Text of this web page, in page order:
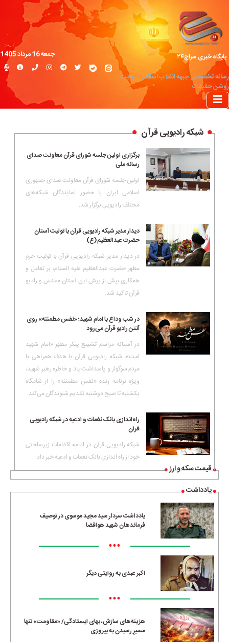
پایگاه خبری سراج۲۴
رسانه تخصصی جبهه انقلاب اسلامی؛ روایت
روشن حقیقت
جمعه 16 مرداد 1405
قیمت سکه و ارز
یادداشت
یادداشت سردار سید مجید موسوی در توصیف
فرماندهان شهید هوافضا
•••
اکبر عبدی به روایتی دیگر
•••
هزینه‌های سازش، بهای ایستادگی/ «مقاومت» تنها
مسیرِ رسیدن به پیروزی
شبکه رادیویی قرآن
برگزاری اولین جلسه شورای قرآن معاونت صدای
رسانه ملی
اولین جلسه شورای قرآن معاونت صدای جمهوری
اسلامی ایران با حضور نمایندگان شبکه‌های
مختلف رادیویی برگزار شد.
دیدار مدیر شبکه رادیویی قرآن با تولیت آستان
حضرت عبدالعظیم(ع)
در دیدار مدیر شبکه رادیویی قرآن با تولیت حرم
مطهر حضرت عبدالعظیم علیه السلام، بر تعامل و
همکاری بیش از پیش این آستان مقدس و رادیو
قرآن تاکید شد.
در شب وداع با امام شهید؛ «نفس مطمئنه» روی
آنتن رادیو قرآن می‌رود
در آستانه مراسم تشییع پیکر مطهر «امام شهید
امت»، شبکه رادیویی قرآن با هدف همراهی با
مردم سوگوار و پاسداشت یاد و خاطره رهبر شهید،
ویژه برنامه زنده «نفس مطمئنه» را از شامگاه
یکشنبه تا صبح دوشنبه تقدیم شنوندگان می‌کند.
راه‌اندازی بانک نغمات و ادعیه در شبکه رادیویی
قرآن
شبکه رادیویی قرآن در ادامه اقدامات زیرساختی
خود از راه اندازی بانک نغمات و ادعیه خبر داد.